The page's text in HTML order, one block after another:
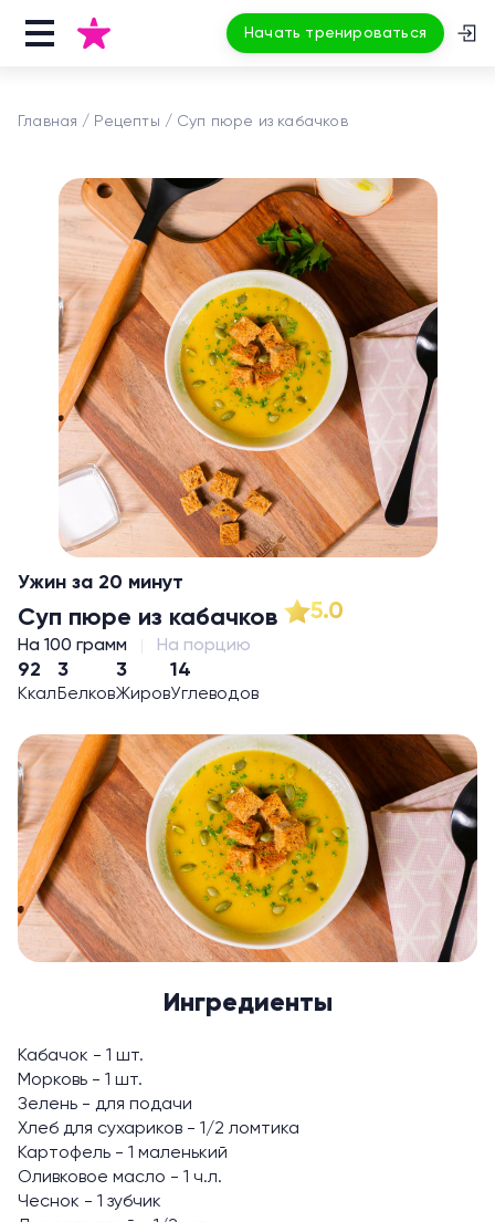
Начать тренироваться
Главная Рецепты Суп пюре из кабачков
Ужин за 20 минут
Суп пюре из кабачков 5.0
На 100 грамм На порцию
92
Ккал
3
Белков
3
Жиров
14
Углеводов
Ингредиенты
Кабачок - 1 шт.
Морковь - 1 шт.
Зелень - для подачи
Хлеб для сухариков - 1/2 ломтика
Картофель - 1 маленький
Оливковое масло - 1 ч.л.
Чеснок - 1 зубчик